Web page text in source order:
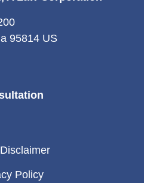
95814 US
Policy